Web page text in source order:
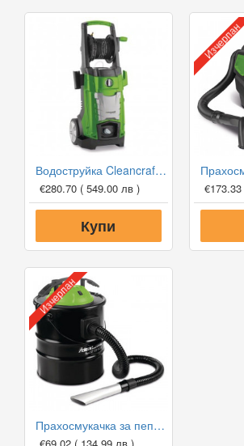
Водоструйка Cleancraft HDR-K 44-13
€280.70 ( 549.00 лв )
Купи
Изчерпан
€173.33
Изчерпан
Прахосмукачка за пепел Cleancraft flexCAT 120 VCA